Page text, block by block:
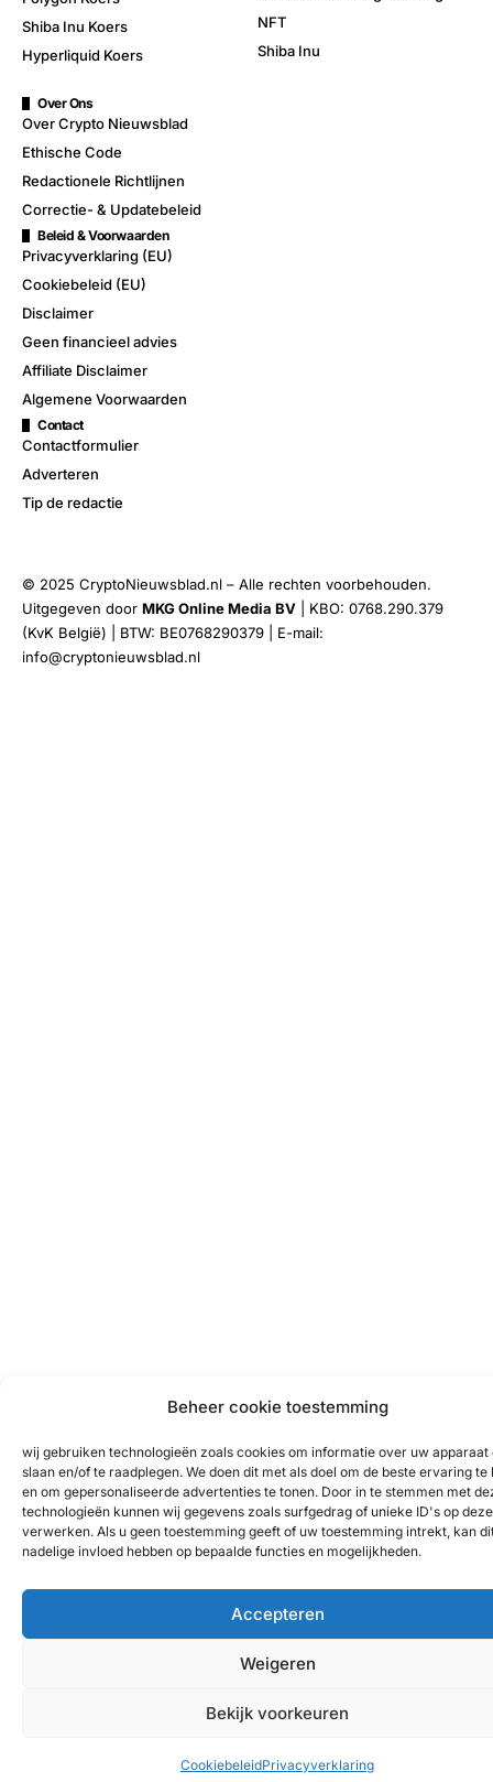
Beheer cookie toestemming
wij gebruiken technologieën zoals cookies om informatie over uw apparaat
slaan en/of te raadplegen. We doen dit met als doel om de beste ervaring te
en om gepersonaliseerde advertenties te tonen. Door in te stemmen met
technologieën kunnen wij gegevens zoals surfgedrag of unieke ID's op
verwerken. Als u geen toestemming geeft of uw toestemming intrekt, kan
nadelige invloed hebben op bepaalde functies en mogelijkheden.
Accepteren
Weigeren
Bekijk voorkeuren
CookiebeleidPrivacyverklaring
Shiba Inu Koers
Hyperliquid Koers
NFT
Shiba Inu
Over Ons
Over Crypto Nieuwsblad
Ethische Code
Redactionele Richtlijnen
Correctie- & Updatebeleid
Beleid & Voorwaarden
Privacyverklaring (EU)
Cookiebeleid (EU)
Disclaimer
Geen financieel advies
Affiliate Disclaimer
Algemene Voorwaarden
Contact
Contactformulier
Adverteren
Tip de redactie
© 2025 CryptoNieuwsblad.nl – Alle rechten voorbehouden.
Uitgegeven door MKG Online Media BV | KBO: 0768.290.379
(KvK België) | BTW: BE0768290379 | E-mail:
info@cryptonieuwsblad.nl